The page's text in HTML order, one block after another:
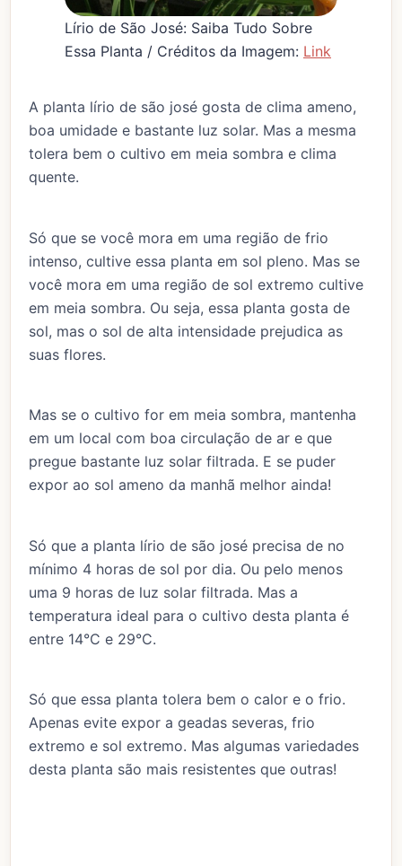
Lírio de São José: Saiba Tudo Sobre
Essa Planta / Créditos da Imagem: Link
A planta lírio de são josé gosta de clima ameno,
boa umidade e bastante luz solar. Mas a mesma
tolera bem o cultivo em meia sombra e clima
quente.
Só que se você mora em uma região de frio
intenso, cultive essa planta em sol pleno. Mas se
você mora em uma região de sol extremo cultive
em meia sombra. Ou seja, essa planta gosta de
sol, mas o sol de alta intensidade prejudica as
suas flores.
Mas se o cultivo for em meia sombra, mantenha
em um local com boa circulação de ar e que
pregue bastante luz solar filtrada. E se puder
expor ao sol ameno da manhã melhor ainda!
Só que a planta lírio de são josé precisa de no
mínimo 4 horas de sol por dia. Ou pelo menos
uma 9 horas de luz solar filtrada. Mas a
temperatura ideal para o cultivo desta planta é
entre 14°C e 29°C.
Só que essa planta tolera bem o calor e o frio.
Apenas evite expor a geadas severas, frio
extremo e sol extremo. Mas algumas variedades
desta planta são mais resistentes que outras!